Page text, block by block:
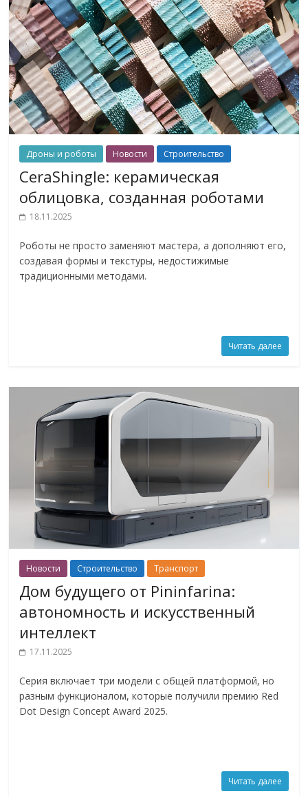
Дроны и роботы Новости Строительство
CeraShingle: керамическая
облицовка, созданная роботами
18.11.2025
Роботы не просто заменяют мастера, а дополняют его,
создавая формы и текстуры, недостижимые
традиционными методами.
Читать далее
Новости Строительство Транспорт
Дом будущего от Pininfarina:
автономность и искусственный
интеллект
17.11.2025
Серия включает три модели с общей платформой, но
разным функционалом, которые получили премию Red
Dot Design Concept Award 2025.
Читать далее